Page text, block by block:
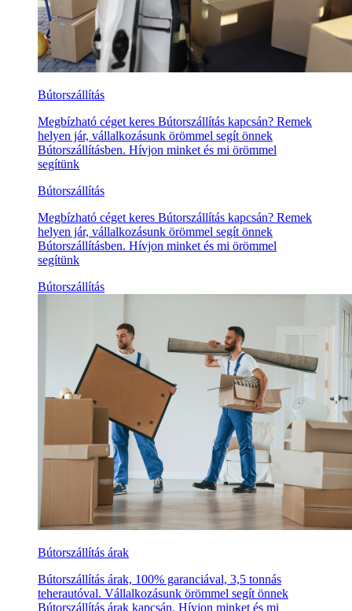
Bútorszállítás
Megbízható céget keres Bútorszállítás kapcsán? Remek
helyen jár, vállalkozásunk örömmel segít önnek
Bútorszállításben. Hívjon minket és mi örömmel
segítünk
Bútorszállítás
Megbízható céget keres Bútorszállítás kapcsán? Remek
helyen jár, vállalkozásunk örömmel segít önnek
Bútorszállításben. Hívjon minket és mi örömmel
segítünk
Bútorszállítás
Bútorszállítás árak
Bútorszállítás árak, 100% garanciával, 3,5 tonnás
teherautóval. Vállalkozásunk örömmel segít önnek
Bútorszállítás árak kapcsán. Hívjon minket és mi